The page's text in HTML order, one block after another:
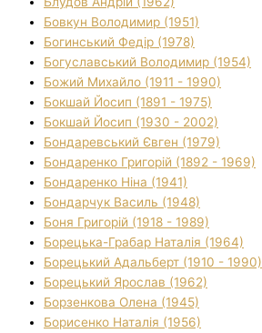
Бовкун Володимир (1951)
Богинський Федір (1978)
Богуславський Володимир (1954)
Божий Михайло (1911 - 1990)
Бокшай Йосип (1891 - 1975)
Бокшай Йосип (1930 - 2002)
Бондаревський Євген (1979)
Бондаренко Григорій (1892 - 1969)
Бондаренко Ніна (1941)
Бондарчук Василь (1948)
Боня Григорій (1918 - 1989)
Борецька-Грабар Наталія (1964)
Борецький Адальберт (1910 - 1990)
Борецький Ярослав (1962)
Борзенкова Олена (1945)
Борисенко Наталія (1956)